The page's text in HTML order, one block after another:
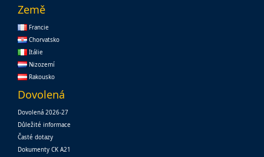
Země
Francie
Chorvatsko
Itálie
Nizozemí
Rakousko
Dovolená
Dovolená 2026-27
Důležité informace
Časté dotazy
Dokumenty CK A21